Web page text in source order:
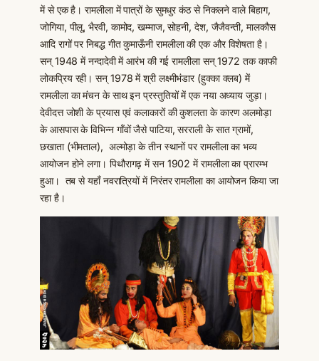
में से एक है। रामलीला में पात्रों के सुमधुर कंठ से निकलने वाले बिहाग,
जोगिया, पीलू, भैरवी, कामोद, खम्माज, सोहनी, देश, जैजैवन्ती, मालकौस
आदि रागों पर निबद्ध गीत कुमाऊँनी रामलीला की एक और विशेषता है।
सन् 1948 में नन्दादेवी में आरंभ की गई रामलीला सन् 1972 तक काफी
लोकप्रिय रही। सन् 1978 में श्री लक्ष्मीभंडार (हुक्का क्लब) में
रामलीला का मंचन के साथ इन प्रस्तुतियों में एक नया अध्याय जुड़ा।
देवीदत्त जोशी के प्रयास एवं कलाकारों की कुशलता के कारण अलमोड़ा
के आसपास के विभिन्न गाँवों जैसे पाटिया, सरराली के सात ग्रामों,
छखाता (भीमताल), अल्मोड़ा के तीन स्थानों पर रामलीला का भव्य
आयोजन होने लगा। पिथौरागढ़ में सन 1902 में रामलीला का प्रारम्भ
हुआ। तब से यहाँ नवरात्रियों में निरंतर रामलीला का आयोजन किया जा
रहा है।